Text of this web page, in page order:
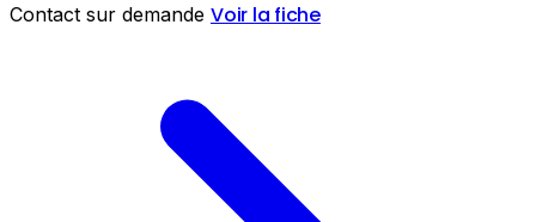
Contact sur demande Voir la fiche